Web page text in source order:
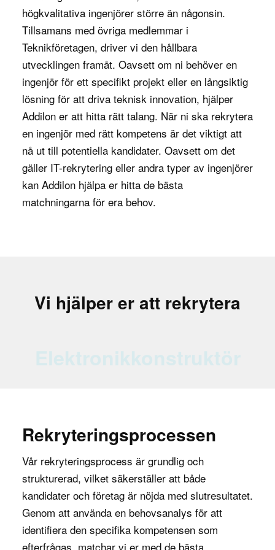
produktionsprocessen kan optimeras. Genom att
studera flöden, temperaturer, tryck och andra
parametrar kan de identifiera potentiella
problemområden och föreslå tekniska
förbättringar. De kan också utveckla
automatiserade lösningar för att minska manuella
arbetsmoment och förbättra
produktionskapaciteten.
En viktig del av processingenjörens arbete är att
säkerställa att produktionen sker på ett säkert
sätt. De arbetar ofta med att utveckla och
implementera säkerhetsåtgärder för att förhindra
och säkerhetsrevisioner.
produktionskostnader, minska
energianvändningen och öka produktionstakten
utan att kompromissa med kvaliteten. Detta ger
företaget en konkurrensfördel och bidrar till ökad
lönsamhet.
En annan viktig aspekt av processingenjörens
högkvalitativa ingenjörer större än någonsin.
Tillsamans med övriga medlemmar i
Teknikföretagen, driver vi den hållbara
utvecklingen framåt. Oavsett om ni behöver en
ingenjör för ett specifikt projekt eller en långsiktig
lösning för att driva teknisk innovation, hjälper
Addilon er att hitta rätt talang. När ni ska rekrytera
en ingenjör med rätt kompetens är det viktigt att
nå ut till potentiella kandidater. Oavsett om det
gäller IT-rekrytering eller andra typer av ingenjörer
kan Addilon hjälpa er hitta de bästa
matchningarna för era behov.
Vi hjälper er att rekrytera
Rekryteringsprocessen
Vår rekryteringsprocess är grundlig och
strukturerad, vilket säkerställer att både
kandidater och företag är nöjda med slutresultatet.
Genom att använda en behovsanalys för att
identifiera den specifika kompetensen som
efterfrågas, matchar vi er med de bästa